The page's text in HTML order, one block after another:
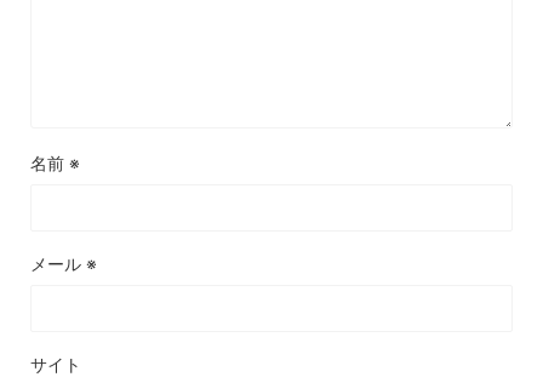
名前 ※
メール ※
サイト